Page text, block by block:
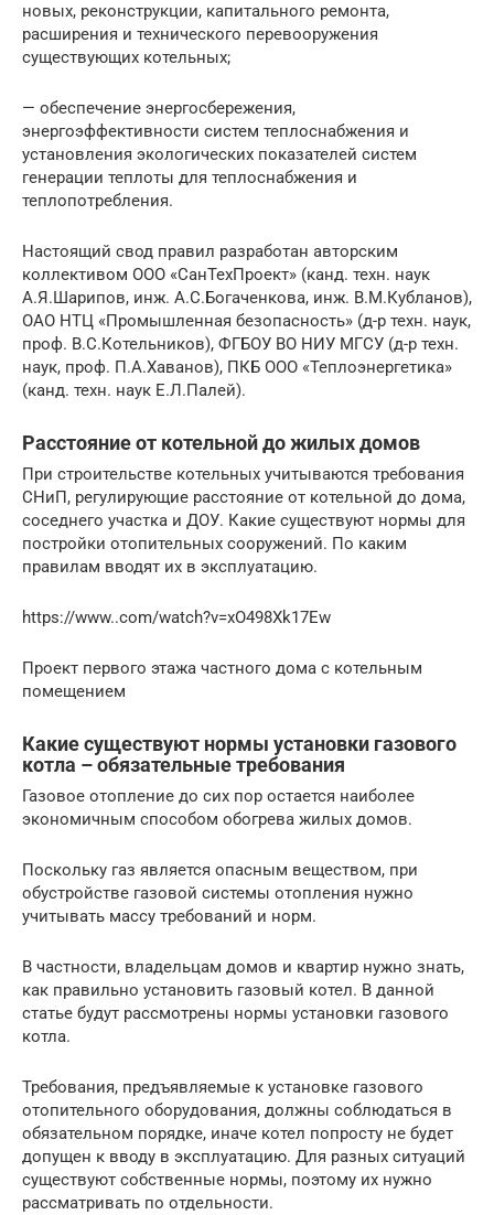
новых, реконструкции, капитального ремонта,
расширения и технического перевооружения
существующих котельных;
— обеспечение энергосбережения,
энергоэффективности систем теплоснабжения и
установления экологических показателей систем
генерации теплоты для теплоснабжения и
теплопотребления.
Настоящий свод правил разработан авторским
коллективом ООО «СанТехПроект» (канд. техн. наук
А.Я.Шарипов, инж. А.С.Богаченкова, инж. В.М.Кубланов),
ОАО НТЦ «Промышленная безопасность» (д-р техн. наук,
проф. B.C.Котельников), ФГБОУ ВО НИУ МГСУ (д-р техн.
наук, проф. П.А.Хаванов), ПКБ ООО «Теплоэнергетика»
(канд. техн. наук Е.Л.Палей).
Расстояние от котельной до жилых домов
При строительстве котельных учитываются требования
СНиП, регулирующие расстояние от котельной до дома,
соседнего участка и ДОУ. Какие существуют нормы для
постройки отопительных сооружений. По каким
правилам вводят их в эксплуатацию.
https://www..com/watch?v=xO498Xk17Ew
Проект первого этажа частного дома с котельным
помещением
Какие существуют нормы установки газового
котла – обязательные требования
Газовое отопление до сих пор остается наиболее
экономичным способом обогрева жилых домов.
Поскольку газ является опасным веществом, при
обустройстве газовой системы отопления нужно
учитывать массу требований и норм.
В частности, владельцам домов и квартир нужно знать,
как правильно установить газовый котел. В данной
статье будут рассмотрены нормы установки газового
котла.
Требования, предъявляемые к установке газового
отопительного оборудования, должны соблюдаться в
обязательном порядке, иначе котел попросту не будет
допущен к вводу в эксплуатацию. Для разных ситуаций
существуют собственные нормы, поэтому их нужно
рассматривать по отдельности.